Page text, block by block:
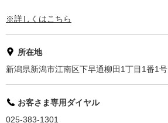
※詳しくはこちら
所在地
新潟県新潟市江南区下早通柳田1丁目1番1号
お客さま専用ダイヤル
025-383-1301